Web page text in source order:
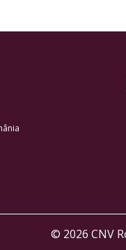
© 2026 CNV